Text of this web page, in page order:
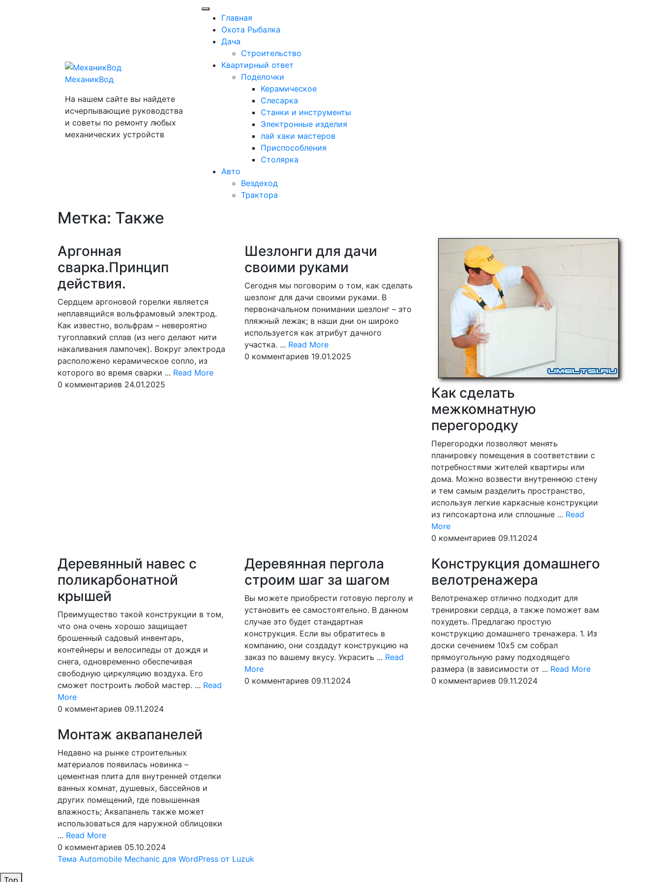
МеханикВод
На нашем сайте вы найдете
исчерпывающие руководства
и советы по ремонту любых
механических устройств
Открыть
меню
Главная
Охота Рыбалка
Дача
Строительство
Квартирный ответ
Поделочки
Керамическое
Слесарка
Станки и инструменты
Электронные изделия
лай хаки мастеров
Приспособления
Столярка
Авто
Вездеход
Трактора
Метка: Также
Аргонная
сварка.Принцип
действия.
Сердцем аргоновой горелки является
неплавящийся вольфрамовый электрод.
Как известно, вольфрам – невероятно
тугоплавкий сплав (из него делают нити
накаливания лампочек). Вокруг электрода
расположено керамическое сопло, из
которого во время сварки ... Read MoreRead
0 комментариев 24.01.2025
Шезлонги для дачи
своими руками
Сегодня мы поговорим о том, как сделать
шезлонг для дачи своими руками. В
первоначальном понимании шезлонг – это
пляжный лежак; в наши дни он широко
используется как атрибут дачного
участка. ... Read MoreRead
More
0 комментариев 19.01.2025
Как сделать
межкомнатную
перегородку
Перегородки позволяют менять
планировку помещения в соответствии с
потребностями жителей квартиры или
дома. Можно возвести внутреннюю стену
и тем самым разделить пространство,
используя легкие каркасные конструкции
из гипсокартона или сплошные ... Read
MoreRead
More
0 комментариев 09.11.2024
Деревянный навес с
поликарбонатной
крышей
Преимущество такой конструкции в том,
что она очень хорошо защищает
брошенный садовый инвентарь,
контейнеры и велосипеды от дождя и
снега, одновременно обеспечивая
свободную циркуляцию воздуха. Его
сможет построить любой мастер. ... Read
MoreRead
More
0 комментариев 09.11.2024
Деревянная пергола
строим шаг за шагом
Вы можете приобрести готовую перголу и
установить ее самостоятельно. В данном
случае это будет стандартная
конструкция. Если вы обратитесь в
компанию, они создадут конструкцию на
заказ по вашему вкусу. Украсить ... Read
MoreRead
More
0 комментариев 09.11.2024
Конструкция домашнего
велотренажера
Велотренажер отлично подходит для
тренировки сердца, а также поможет вам
похудеть. Предлагаю простую
конструкцию домашнего тренажера. 1. Из
доски сечением 10х5 см собрал
прямоугольную раму подходящего
размера (в зависимости от ... Read MoreRead
0 комментариев 09.11.2024
Монтаж аквапанелей
Недавно на рынке строительных
материалов появилась новинка –
цементная плита для внутренней отделки
ванных комнат, душевых, бассейнов и
других помещений, где повышенная
влажность; Аквапанель также может
использоваться для наружной облицовки
... Read MoreRead
More
0 комментариев 05.10.2024
Тема Automobile Mechanic для WordPress от Luzuk
Top